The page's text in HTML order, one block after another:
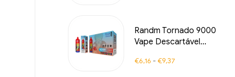
Randm Tornado 9000
Vape Descartável
da UE
€6,16 -€9,37